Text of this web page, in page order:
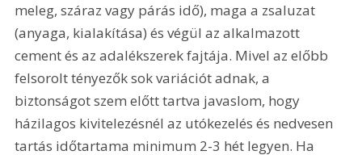
meleg, száraz vagy párás idő), maga a zsaluzat
(anyaga, kialakítása) és végül az alkalmazott
cement és az adalékszerek fajtája. Mivel az előbb
felsorolt tényezők sok variációt adnak, a
biztonságot szem előtt tartva javaslom, hogy
házilagos kivitelezésnél az utókezelés és nedvesen
tartás időtartama minimum 2-3 hét legyen. Ha